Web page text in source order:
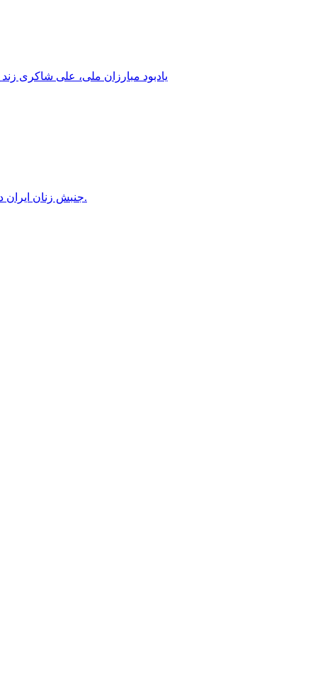
یادبود مبارزان ملی، علی شاکری
جنبش زنان ایران در دوران محمدرضاشاه، بخش سوم – سازمان زنان در کنترل مردان! پس از کودتای ۱۳۳۲ دولت کنترل سازمان زنان را بدست گرفت.